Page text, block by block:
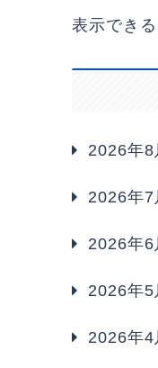
表示でき
2026年8
2026年7
2026年6
2026年5
2026年4